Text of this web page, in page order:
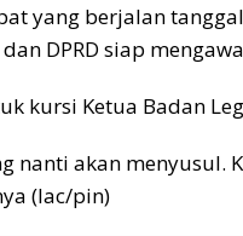
yang berjalan
DPRD siap
kursi Ketua Badan
nanti akan
(lac/pin)